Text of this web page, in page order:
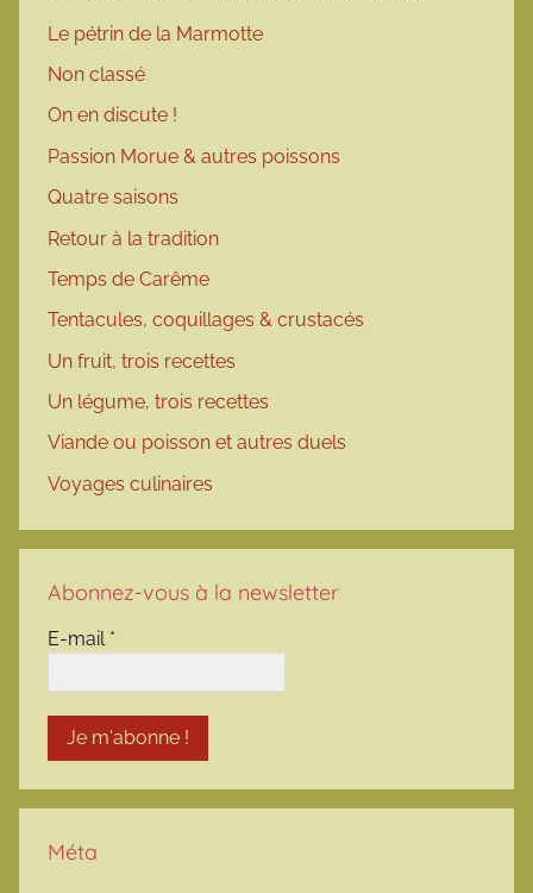
Le pétrin de la Marmotte
Non classé
On en discute !
Passion Morue & autres poissons
Quatre saisons
Retour à la tradition
Temps de Carême
Tentacules, coquillages & crustacés
Un fruit, trois recettes
Un légume, trois recettes
Viande ou poisson et autres duels
Voyages culinaires
Abonnez-vous à la newsletter
E-mail *
Méta